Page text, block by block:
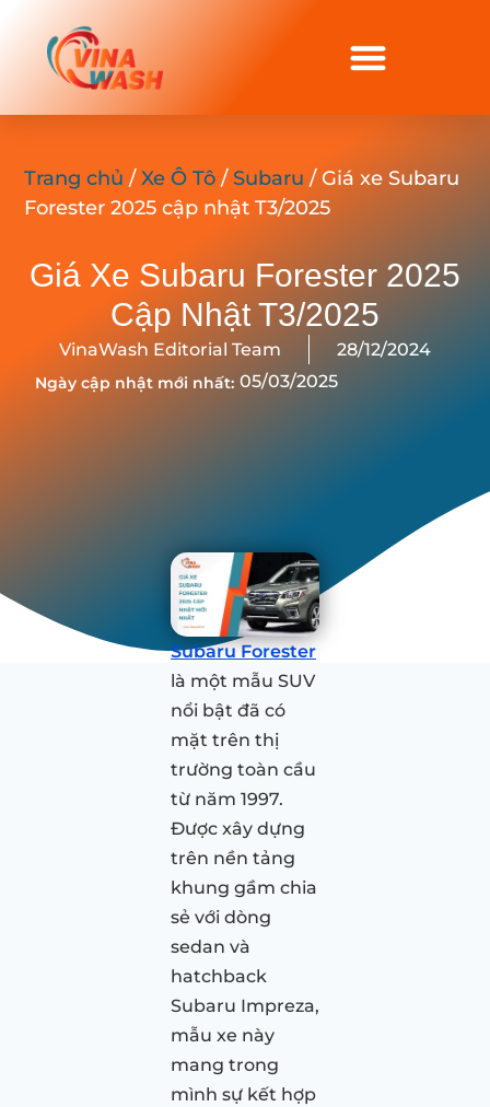
Trang chủ /Xe Ô Tô /Subaru / Giá xe Subaru
Forester 2025 cập nhật T3/2025
Giá Xe Subaru Forester 2025
Cập Nhật T3/2025
VinaWash Editorial Team 28/12/2024
Ngày cập nhật mới nhất: 05/03/2025
Subaru Forester
là một mẫu SUV
nổi bật đã có
mặt trên thị
trường toàn cầu
từ năm 1997.
Được xây dựng
trên nền tảng
khung gầm chia
sẻ với dòng
sedan và
hatchback
Subaru Impreza,
mẫu xe này
mang trong
mình sự kết hợp